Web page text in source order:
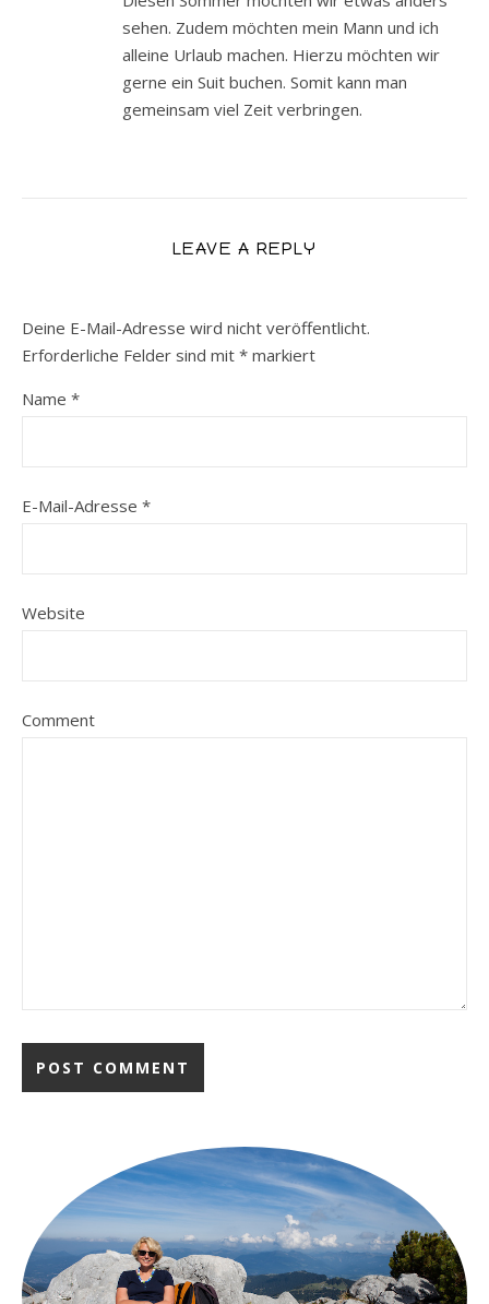
sehen. Zudem möchten mein Mann und ich
alleine Urlaub machen. Hierzu möchten wir
gerne ein Suit buchen. Somit kann man
gemeinsam viel Zeit verbringen.
LEAVE A REPLY
Deine E-Mail-Adresse wird nicht veröffentlicht.
Erforderliche Felder sind mit * markiert
Name *
E-Mail-Adresse *
Website
Comment